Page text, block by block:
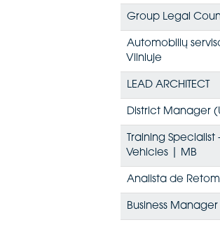
Group Legal
Automobilių
Vilniuje
LEAD ARCHITECT
District Manager
Training
Vehicles | MB
Analista de
Business Manager